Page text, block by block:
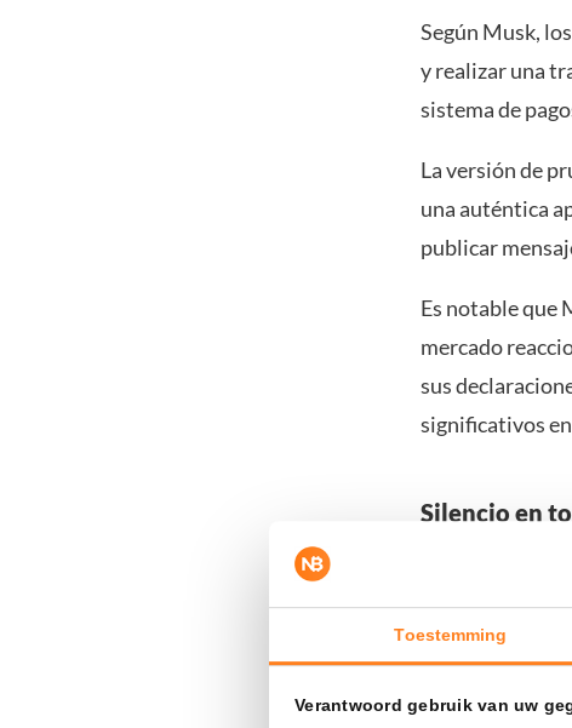
Toestemming
Verantwoord gebruik van uw
Según Musk,
y realizar una
sistema de
La versión de
una auténtica
publicar
Es notable que
mercado
sus
significativos
Silencio en
respecto a
supuesta